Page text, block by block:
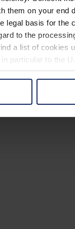
them on your end
legal basis for the
to the
a list of cookies
particular to the
all" button or
Auf
scheue